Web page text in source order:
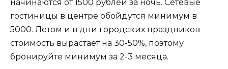
начинаются от 1500 рублей за ночь. Сетевые
гостиницы в центре обойдутся минимум в
5000. Летом и в дни городских праздников
стоимость вырастает на 30-50%, поэтому
бронируйте минимум за 2-3 месяца.